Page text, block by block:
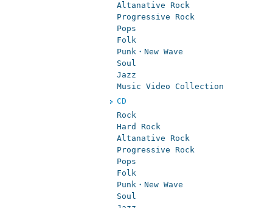
Altanative Rock
Progressive Rock
Pops
Folk
Punk・New Wave
Soul
Jazz
Music Video Collection
CD
Rock
Hard Rock
Altanative Rock
Progressive Rock
Pops
Folk
Punk・New Wave
Soul